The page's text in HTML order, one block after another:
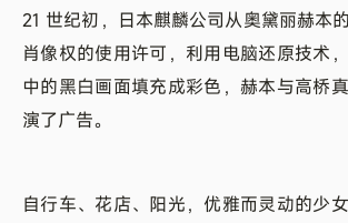
21 世纪初，日本麒麟公司从奥黛丽赫本
肖像权的使用许可，利用电脑还原技术
中的黑白画面填充成彩色，赫本与高桥
演了广告。
自行车、花店、阳光，优雅而灵动的少